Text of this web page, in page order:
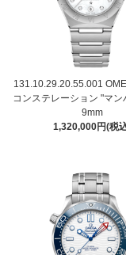
131.10.29.20.55.001
コンステレーション "マン
9mm
1,320,000円(税